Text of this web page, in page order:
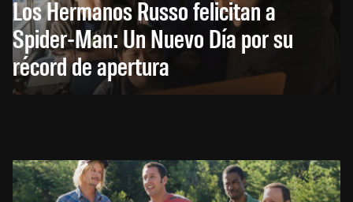
Los Hermanos Russo felicitan a
Spider-Man: Un Nuevo Día por su
récord de apertura